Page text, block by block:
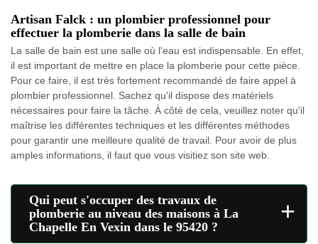
Artisan Falck : un plombier professionnel pour
effectuer la plomberie dans la salle de bain
La salle de bain est une salle où l'eau est indispensable. En effet,
il est important de mettre en place la plomberie pour cette pièce.
Pour ce faire, il est très fortement recommandé de faire appel à
plombier professionnel. Sachez qu'il dispose des matériels
nécessaires pour faire la tâche. À côté de cela, veuillez noter qu'il
maîtrise les différentes techniques et les différentes méthodes
pour garantir une meilleure qualité de travail. Pour avoir de plus
amples informations, il faut que vous visitiez son site web.
Qui peut s'occuper des travaux de
plomberie au niveau des maisons à La
Chapelle En Vexin dans le 95420 ?
+